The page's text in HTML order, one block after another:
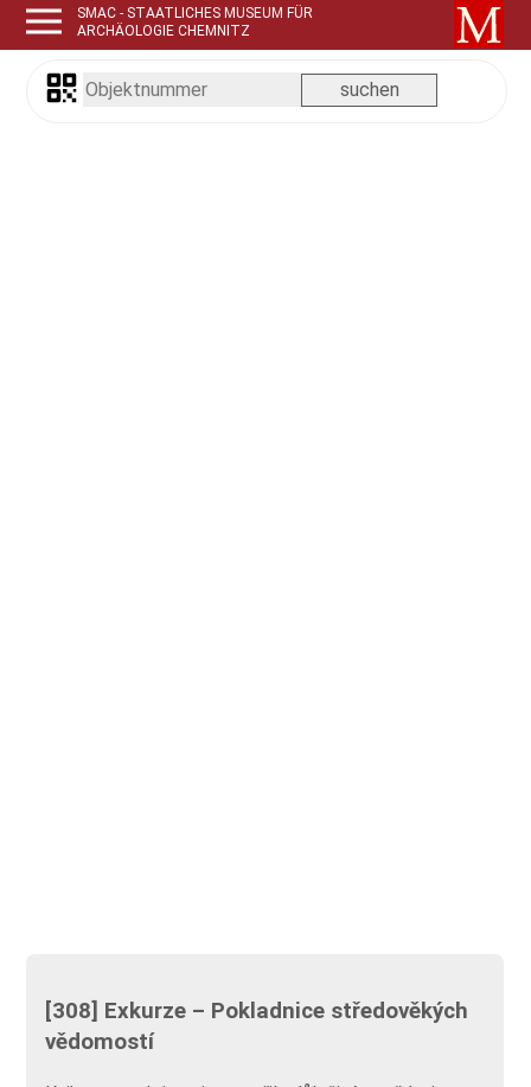
SMAC - STAATLICHES MUSEUM FÜR
ARCHÄOLOGIE CHEMNITZ
[308] Exkurze – Pokladnice středověkých
vědomostí